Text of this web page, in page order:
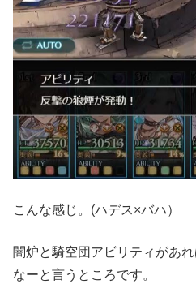
こんな感じ。(ハデス×バハ）
闇炉と騎空団アビリティがあ
なーと言うところです。